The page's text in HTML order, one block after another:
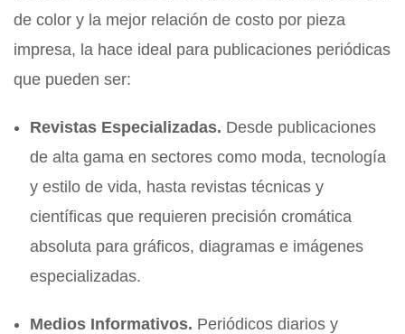
de color y la mejor relación de costo por pieza
impresa, la hace ideal para publicaciones periódicas
que pueden ser:
Revistas Especializadas. Desde publicaciones
de alta gama en sectores como moda, tecnología
y estilo de vida, hasta revistas técnicas y
científicas que requieren precisión cromática
absoluta para gráficos, diagramas e imágenes
especializadas.
Medios Informativos. Periódicos diarios y